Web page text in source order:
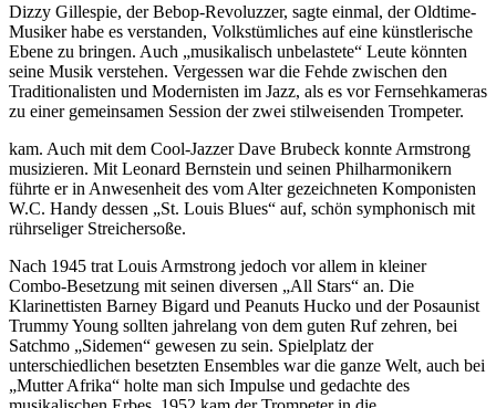
Dizzy Gillespie, der Bebop-Revoluzzer, sagte einmal, der Oldtime-
Musiker habe es verstanden, Volkstümliches auf eine künstlerische
Ebene zu bringen. Auch „musikalisch unbelastete“ Leute könnten
seine Musik verstehen. Vergessen war die Fehde zwischen den
Traditionalisten und Modernisten im Jazz, als es vor Fernsehkameras
zu einer gemeinsamen Session der zwei stilweisenden Trompeter.
kam. Auch mit dem Cool-Jazzer Dave Brubeck konnte Armstrong
musizieren. Mit Leonard Bernstein und seinen Philharmonikern
führte er in Anwesenheit des vom Alter gezeichneten Komponisten
W.C. Handy dessen „St. Louis Blues“ auf, schön symphonisch mit
rührseliger Streichersoße.
Nach 1945 trat Louis Armstrong jedoch vor allem in kleiner
Combo-Besetzung mit seinen diversen „All Stars“ an. Die
Klarinettisten Barney Bigard und Peanuts Hucko und der Posaunist
Trummy Young sollten jahrelang von dem guten Ruf zehren, bei
Satchmo „Sidemen“ gewesen zu sein. Spielplatz der
unterschiedlichen besetzten Ensembles war die ganze Welt, auch bei
„Mutter Afrika“ holte man sich Impulse und gedachte des